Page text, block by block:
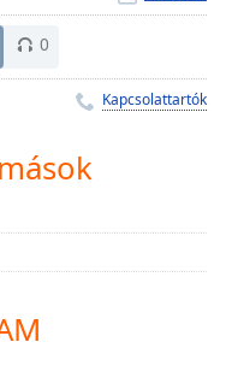
0
Kapcsolattartók